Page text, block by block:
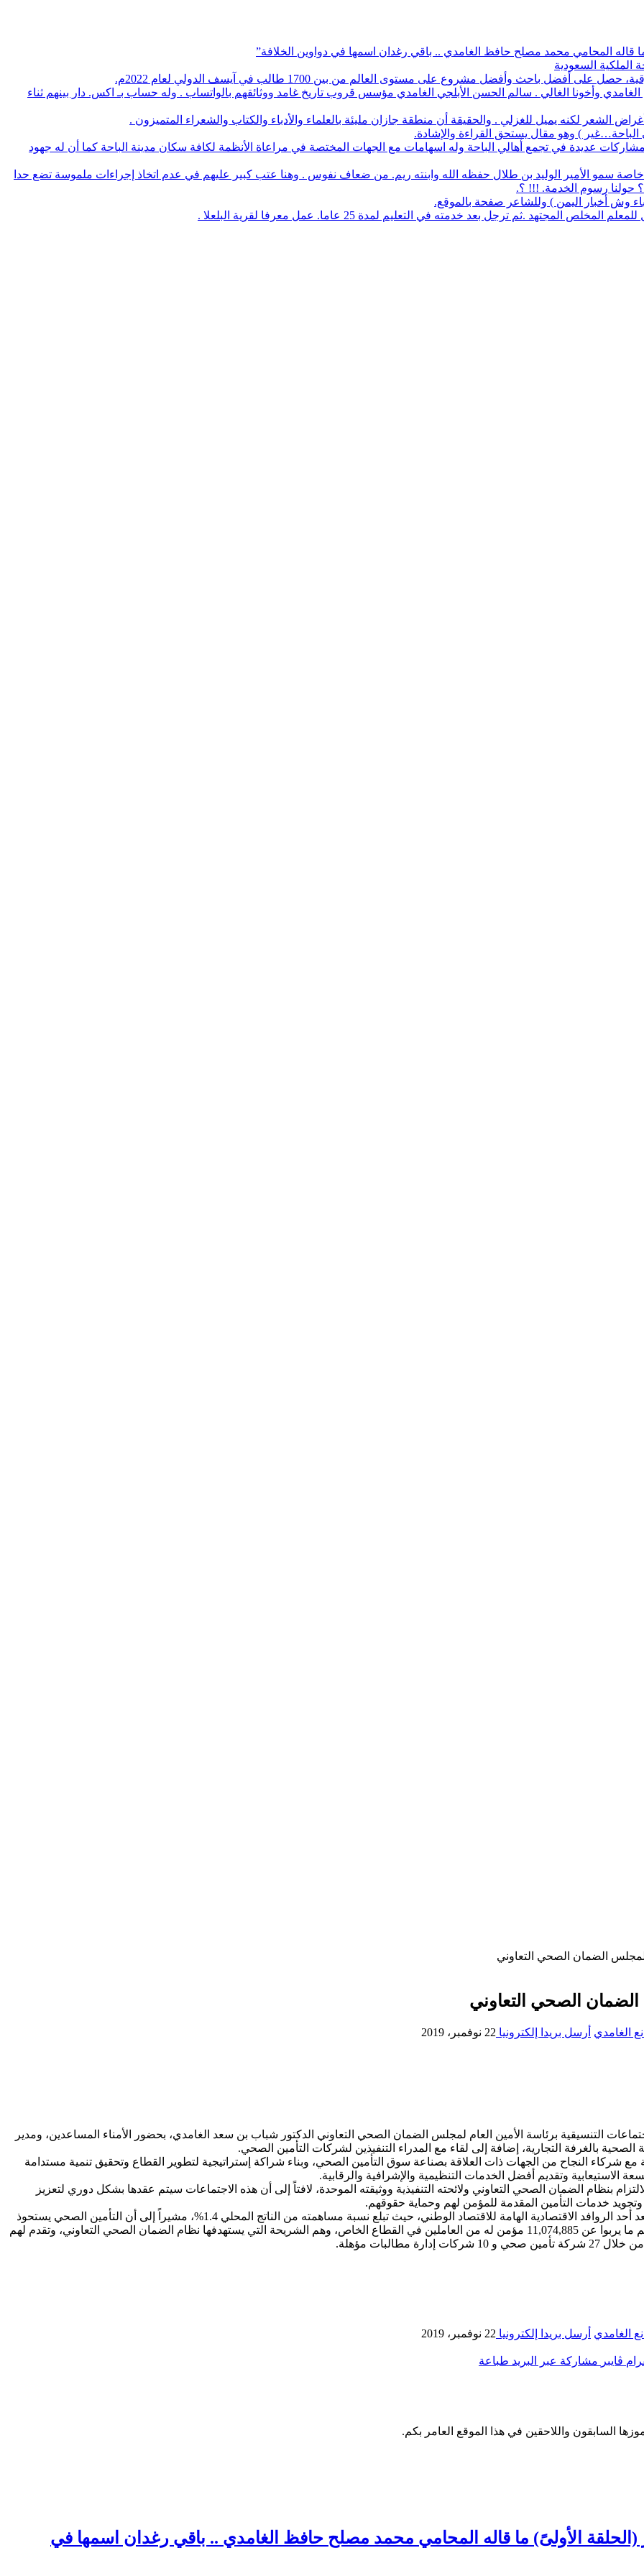
قاله المحامي محمد مصلح حافظ الغامدي .. باقي رغدان اسمها في دواوين الخلافة”
الملكية السعودية
باحث وأفضل مشروع على مستوى العالم من بين 1700 طالب في آيسف الدولي لعام 2022م.
وأخونا الغالي . سالم الحسن الأبلجي الغامدي مؤسس قروب تاريخ غامد ووثائقهم بالواتساب . وله حساب بـ اكس. دار بينهم ثناء
الشعر لكنه يميل للغزلي . والحقيقة أن منطقة جازان مليئة بالعلماء والأدباء والكتاب والشعراء المتميزون .
الباحة…غير ) وهو مقال يستحق القراءة والإشادة.
مشاركات عديدة في تجمع أهالي الباحة وله اسهامات مع الجهات المختصة في مراعاة الأنظمة لكافة سكان مدينة الباحة كما أن له جهود
سمو الأمير الوليد بن طلال حفظه الله وابنته ريم. من ضعاف نفوس . وهنا عتب كبير عليهم في عدم اتخاذ إجراءات ملموسة تضع حدا
حولنا رسوم الخدمة. !!! ؟.
وش أخبار اليمن ) وللشاعر صفحة بالموقع.
.ثم ترجل بعد خدمته في التعليم لمدة 25 عاما. عمل معرفا لقرية البلعلا .
الضمان الصحي التعاوني
الصحي التعاوني
الغامدي أرسل بريدا إلكترونيا 22 نوفمبر، 2019
التنسيقية برئاسة الأمين العام لمجلس الضمان الصحي التعاوني الدكتور شباب بن سعد الغامدي، بحضور الأمناء المساعدين، ومدير
بالغرفة التجارية، إضافة إلى لقاء مع المدراء التنفيذين لشركات التأمين الصحي.
مع شركاء النجاح من الجهات ذات العلاقة بصناعة سوق التأمين الصحي، وبناء شراكة إستراتيجية لتطوير القطاع وتحقيق تنمية مستدامة
وتقديم أفضل الخدمات التنظيمية والإشرافية والرقابية.
بنظام الضمان الصحي التعاوني ولائحته التنفيذية ووثيقته الموحدة، لافتاً إلى أن هذه الاجتماعات سيتم عقدها بشكل دوري لتعزيز
خدمات التأمين المقدمة للمؤمن لهم وحماية حقوقهم.
وبين الأمين العام لمجلس الضمان الصحي التعاوني أن قطاع التأمين يعد أحد الروافد الاقتصادية الهامة للاقتصاد الوطني، حيث تبلع نسبة مساهمته من الناتج المحلي 1.4%، مشيراً إلى أن التأمين الصحي يستحوذ
على 52% من إجمالي سوق التأمين السعودي، فيما بلغ عدد المؤمن لهم ما يربوا عن 11,074,885 مؤمن له من العاملين في القطاع الخاص، وهم الشريحة التي يستهدفها نظام الضمان الصحي التعاوني، وتقدم لهم
الغامدي أرسل بريدا إلكترونيا 22 نوفمبر، 2019
ڤايبر مشاركة عبر البريد طباعة
السابقون واللاحقين في هذا الموقع العامر بكم.
(الحلقة الأولىً) ما قاله المحامي محمد مصلح حافظ الغامدي .. باقي رغدان اسمها في